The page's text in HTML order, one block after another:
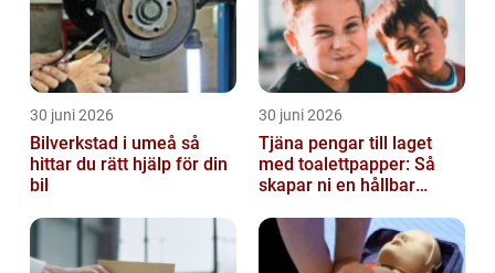
30 juni 2026
Bilverkstad i umeå så
hittar du rätt hjälp för din
bil
30 juni 2026
Tjäna pengar till laget
med toalettpapper: Så
skapar ni en hållbar